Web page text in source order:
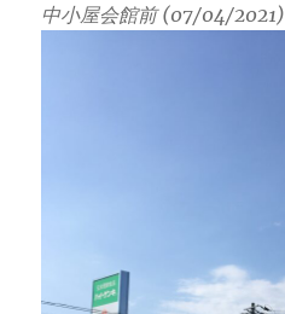
中小屋会館前 (07/04/2021)